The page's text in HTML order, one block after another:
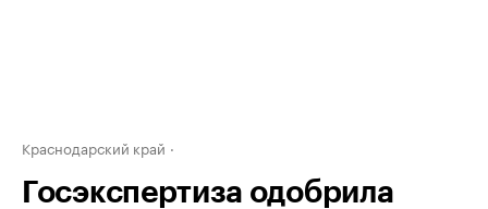
Краснодарский край
Госэкспертиза одобрила